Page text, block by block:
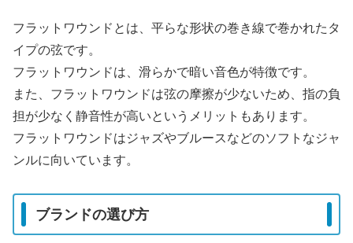
フラットワウンドとは、平らな形状の巻き線で巻かれたタ
イプの弦です。
フラットワウンドは、滑らかで暗い音色が特徴です。
また、フラットワウンドは弦の摩擦が少ないため、指の負
担が少なく静音性が高いというメリットもあります。
フラットワウンドはジャズやブルースなどのソフトなジャ
ンルに向いています。
ブランドの選び方